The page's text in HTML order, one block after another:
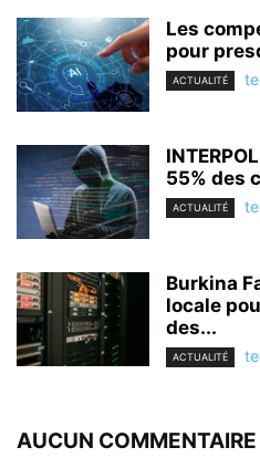
Les
pour
ACTUALITÉ
55% des
ACTUALITÉ
Burkina
locale
des...
ACTUALITÉ
AUCUN COMMENTAIRE